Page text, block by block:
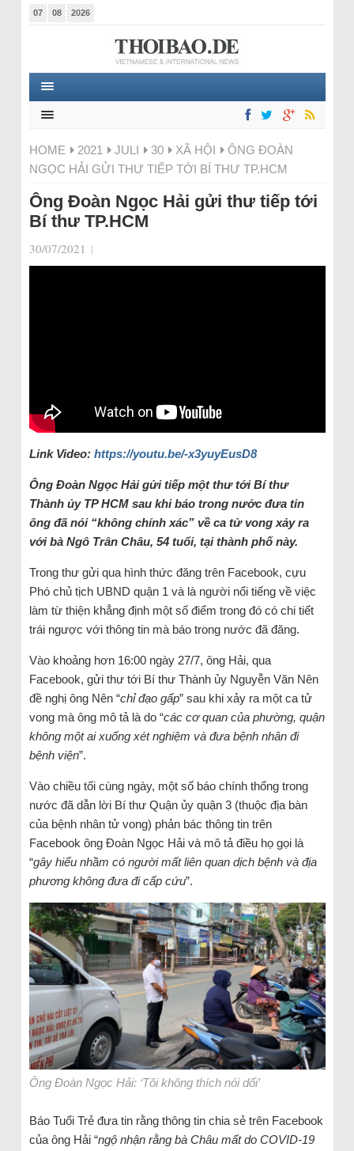
07 08 2026
HOME 2021 JULI 30 XÃ HỘI
ÔNG ĐOÀN
NGỌC HẢI GỬI THƯ TIẾP TỚI BÍ THƯ TP.HCM
Ông Đoàn Ngọc Hải gửi thư tiếp tới
Bí thư TP.HCM
30/07/2021 |
Link Video: https://youtu.be/-x3yuyEusD8
Ông Đoàn Ngọc Hải gửi tiếp một thư tới Bí thư
Thành ủy TP HCM sau khi báo trong nước đưa tin
ông đã nói “không chính xác” về ca tử vong xảy ra
với bà Ngô Trân Châu, 54 tuổi, tại thành phố này.
Trong thư gửi qua hình thức đăng trên Facebook, cựu
Phó chủ tịch UBND quận 1 và là người nổi tiếng về việc
làm từ thiện khẳng định một số điểm trong đó có chi tiết
trái ngược với thông tin mà báo trong nước đã đăng.
Vào khoảng hơn 16:00 ngày 27/7, ông Hải, qua
Facebook, gửi thư tới Bí thư Thành ủy Nguyễn Văn Nên
đề nghị ông Nên “chỉ đạo gấp” sau khi xảy ra một ca tử
vong mà ông mô tả là do “các cơ quan của phường, quận
không một ai xuống xét nghiệm và đưa bệnh nhân đi
bệnh viện”.
Vào chiều tối cùng ngày, một số báo chính thống trong
nước đã dẫn lời Bí thư Quận ủy quận 3 (thuộc địa bàn
của bệnh nhân tử vong) phản bác thông tin trên
Facebook ông Đoàn Ngọc Hải và mô tả điều họ gọi là
“gây hiểu nhầm có người mất liên quan dịch bệnh và địa
phương không đưa đi cấp cứu”.
Ông Đoàn Ngọc Hải: ‘Tôi không thích nói dối’
Báo Tuổi Trẻ đưa tin rằng thông tin chia sẻ trên Facebook
của ông Hải “ngộ nhận rằng bà Châu mất do COVID-19